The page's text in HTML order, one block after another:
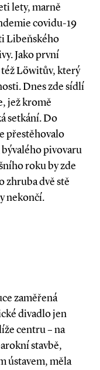
lety, marně
covidu­-19
Libeňského
Jako první
Löwitův, který
Dnes zde sídlí
jež kromě
setkání. Do
přestěhovalo
pivovaru
roku by zde
dvě stě
nekončí.
zaměřená
divadlo jen
centru – na
stavbě,
ústavem, měla